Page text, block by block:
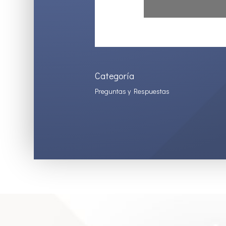
Categoría
Preguntas y Respuestas